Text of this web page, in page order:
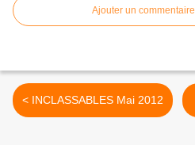
Ajouter un commentaire
< INCLASSABLES Mai 2012